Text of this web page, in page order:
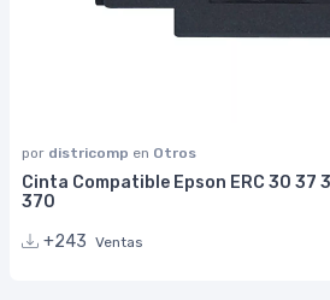
por districomp en Otros
Cinta Compatible Epson ERC 30 37
370
+243 Ventas